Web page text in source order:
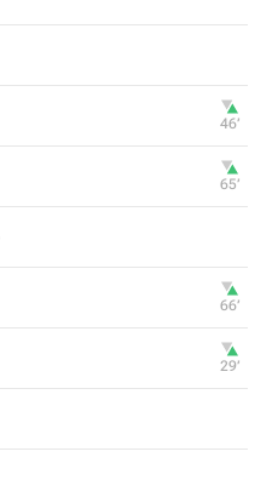
46‎’‎
65‎’‎
66‎’‎
29‎’‎